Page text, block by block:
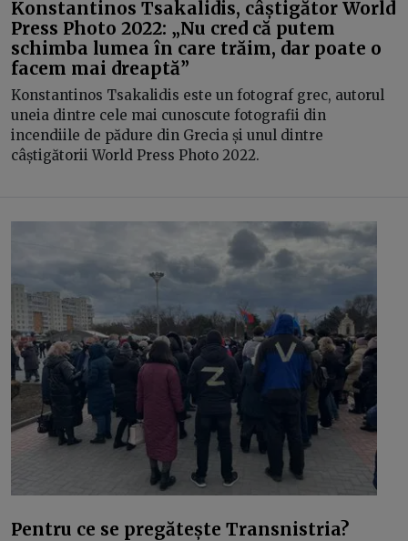
Konstantinos Tsakalidis, câștigător World
Press Photo 2022: „Nu cred că putem
schimba lumea în care trăim, dar poate o
facem mai dreaptă”
Konstantinos Tsakalidis este un fotograf grec, autorul
uneia dintre cele mai cunoscute fotografii din
incendiile de pădure din Grecia și unul dintre
câștigătorii World Press Photo 2022.
Pentru ce se pregătește Transnistria?